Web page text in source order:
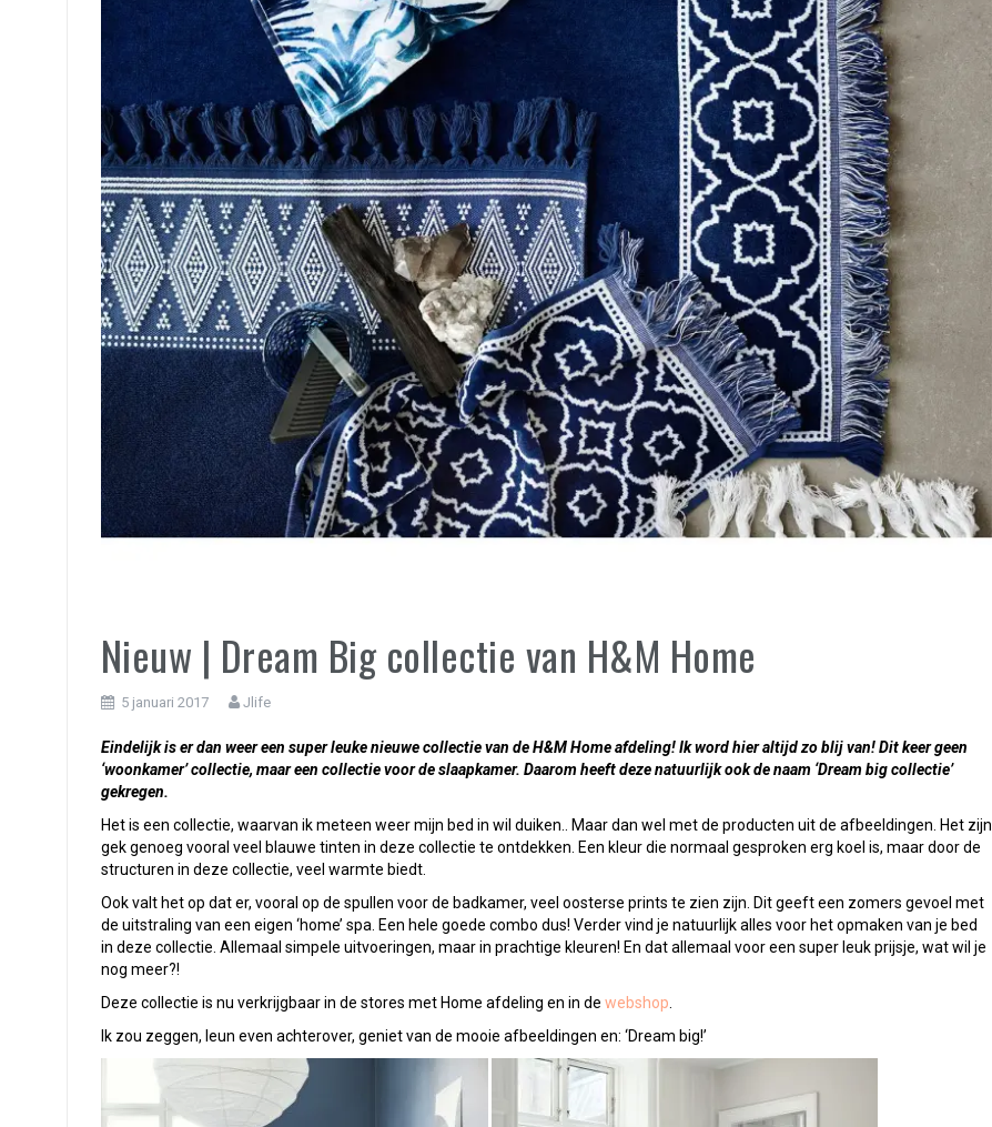
Nieuw | Dream Big collectie van H&M Home
5 januari 2017 Jlife
Eindelijk is er dan weer een super leuke nieuwe collectie van de H&M Home afdeling! Ik word hier altijd zo blij van! Dit keer geen
‘woonkamer’ collectie, maar een collectie voor de slaapkamer. Daarom heeft deze natuurlijk ook de naam ‘Dream big collectie’
gekregen.
Het is een collectie, waarvan ik meteen weer mijn bed in wil duiken.. Maar dan wel met de producten uit de afbeeldingen. Het zijn
gek genoeg vooral veel blauwe tinten in deze collectie te ontdekken. Een kleur die normaal gesproken erg koel is, maar door de
structuren in deze collectie, veel warmte biedt.
Ook valt het op dat er, vooral op de spullen voor de badkamer, veel oosterse prints te zien zijn. Dit geeft een zomers gevoel met
de uitstraling van een eigen ‘home’ spa. Een hele goede combo dus! Verder vind je natuurlijk alles voor het opmaken van je bed
in deze collectie. Allemaal simpele uitvoeringen, maar in prachtige kleuren! En dat allemaal voor een super leuk prijsje, wat wil je
nog meer?!
Deze collectie is nu verkrijgbaar in de stores met Home afdeling en in de webshop
Ik zou zeggen, leun even achterover, geniet van de mooie afbeeldingen en: ‘Dream big!’